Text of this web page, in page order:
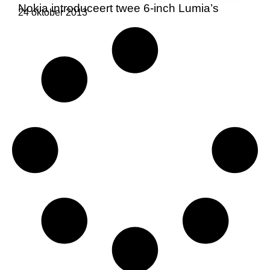
Nokia introduceert twee 6-inch Lumia’s
24 oktober 2013